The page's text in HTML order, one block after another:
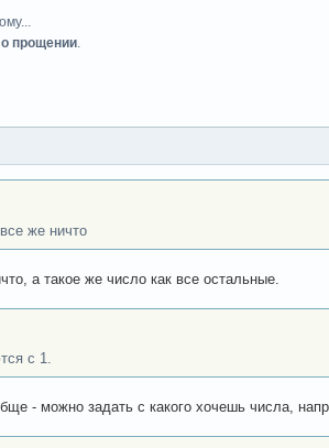
о прощении
же ничто
а такое же число как все остальные.
с 1.
- можно задать с какого хочешь числа,